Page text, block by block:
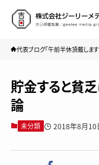
代表ブログ「午前半休頂戴します
貯金すると貧
論
未分類 2018年8月10